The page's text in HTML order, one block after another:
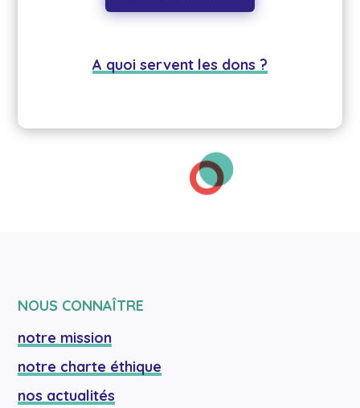
A quoi servent les dons ?
NOUS CONNAÎTRE
notre mission
notre charte éthique
nos actualités